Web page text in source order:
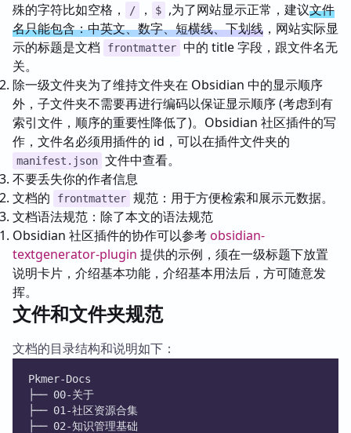
殊的字符比如空格，
/ ， $ ,为了网站显示正常，建议文件
名只能包含：中英文、数字、短横线、下划线 ，网站实际显
示的标题是文档
frontmatter 中的 title 字段，跟文件名无
关。
除一级文件夹为了维持文件夹在 Obsidian 中的显示顺序
外，子文件夹不需要再进行编码以保证显示顺序 (考虑到有
索引文件，顺序的重要性降低了)。Obsidian 社区插件的写
作，文件名必须用插件的 id，可以在插件文件夹的
manifest.json 文件中查看。
不要丢失你的作者信息
文档的
frontmatter 规范：用于方便检索和展示元数据。
文档语法规范：除了本文的语法规范
Obsidian 社区插件的协作可以参考obsidian-
textgenerator-plugin 提供的示例，须在一级标题下放置
说明卡片，介绍基本功能，介绍基本用法后，方可随意发
挥。
文件和文件夹规范
文档的目录结构和说明如下：
Pkmer-Docs
├── 00-关于
├── 01-社区资源合集
├── 02-知识管理基础